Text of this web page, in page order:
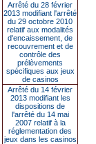
Arrêté du 28 février
2013 modifiant l'arrêté
du 29 octobre 2010
relatif aux modalités
d'encaissement, de
recouvrement et de
contrôle des
prélèvements
spécifiques aux jeux
de casinos
Arrêté du 14 février
2013 modifiant les
dispositions de
l'arrêté du 14 mai
2007 relatif à la
réglementation des
jeux dans les casinos